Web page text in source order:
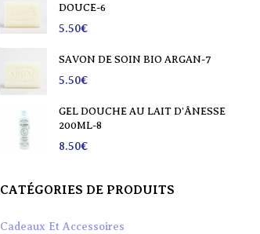
DOUCE-6
5.50€
SAVON DE SOIN BIO ARGAN-7
5.50€
GEL DOUCHE AU LAIT D’ÂNESSE
200ML-8
8.50€
CATÉGORIES DE PRODUITS
Cadeaux Et Accessoires